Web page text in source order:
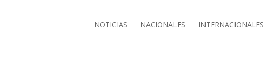
NOTICIAS NACIONALES INTERNACIONALES